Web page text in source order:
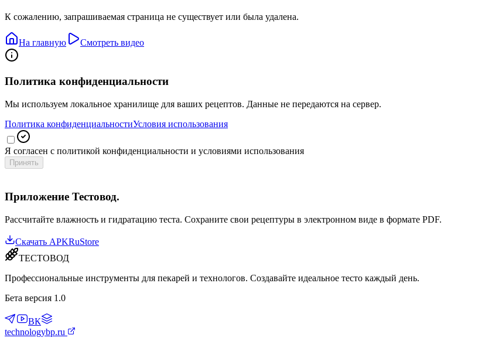
К сожалению, запрашиваемая страница не существует или была удалена.
На главную Смотреть видео
Политика конфиденциальности
Мы используем локальное хранилище для ваших рецептов. Данные не передаются на сервер.
Политика конфиденциальностиУсловия использования
Я согласен с политикой конфиденциальности и условиями использования
Принять
Приложение Тестовод.
Рассчитайте влажность и гидратацию теста. Сохраните свои рецептуры в электронном виде в формате PDF.
Скачать APKRuStore
ТЕСТОВОД
Профессиональные инструменты для пекарей и технологов. Создавайте идеальное тесто каждый день.
Бета версия 1.0
ВК
technologybp.ru